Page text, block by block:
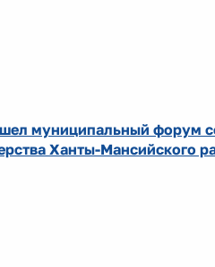
муниципальный форум
Ханты-Мансийского